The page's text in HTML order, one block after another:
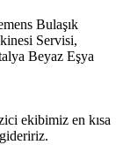
Bulaşık
Servisi,
Beyaz Eşya
ekibimiz en kısa